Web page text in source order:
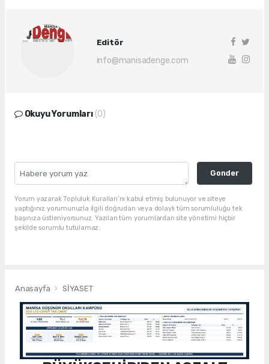
Editör
info@manisadenge.com
Okuyu Yorumları (0)
Gonder
Yorum yazarak Topluluk Kuralları’nı kabul etmiş bulunuyor ve siteye
yaptığınız yorumunuzla ilgili doğrudan veya dolaylı tüm sorumluluğu tek
başınıza üstleniyorsunuz. Yazılan tüm yorumlardan site yönetimi hiçbir
şekilde sorumlu tutulamaz.
Anasayfa SİYASET